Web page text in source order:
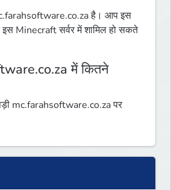
है। आप इस
Minecraft सर्वर में शामिल हो सकते
में कितने
mc.farahsoftware.co.za पर